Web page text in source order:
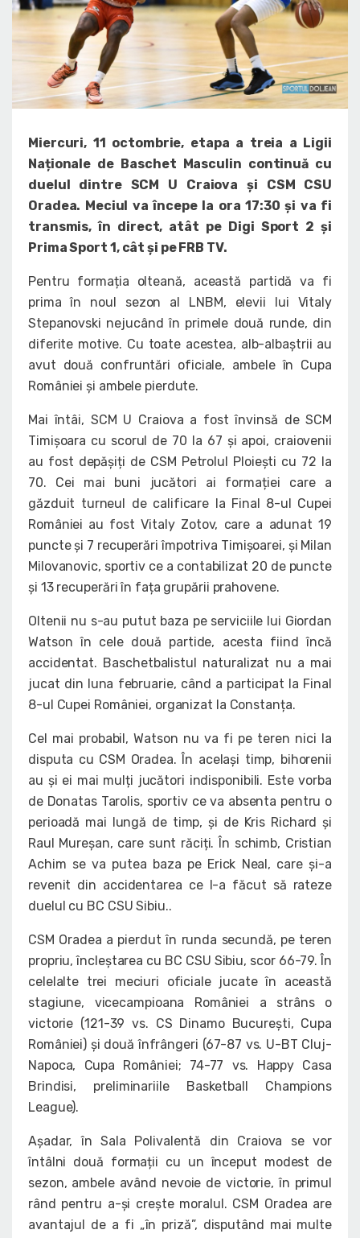
Miercuri, 11 octombrie, etapa a treia a Ligii
Naționale de Baschet Masculin continuă cu
duelul dintre SCM U Craiova și CSM CSU
Oradea. Meciul va începe la ora 17:30 și va fi
transmis, în direct, atât pe Digi Sport 2 și
Prima Sport 1, cât și pe FRB TV.
Pentru formația olteană, această partidă va fi
prima în noul sezon al LNBM, elevii lui Vitaly
Stepanovski nejucând în primele două runde, din
diferite motive. Cu toate acestea, alb-albaștrii au
avut două confruntări oficiale, ambele în Cupa
României și ambele pierdute.
Mai întâi, SCM U Craiova a fost învinsă de SCM
Timișoara cu scorul de 70 la 67 și apoi, craiovenii
au fost depășiți de CSM Petrolul Ploiești cu 72 la
70. Cei mai buni jucători ai formației care a
găzduit turneul de calificare la Final 8-ul Cupei
României au fost Vitaly Zotov, care a adunat 19
puncte și 7 recuperări împotriva Timișoarei, și Milan
Milovanovic, sportiv ce a contabilizat 20 de puncte
și 13 recuperări în fața grupării prahovene.
Oltenii nu s-au putut baza pe serviciile lui Giordan
Watson în cele două partide, acesta fiind încă
accidentat. Baschetbalistul naturalizat nu a mai
jucat din luna februarie, când a participat la Final
8-ul Cupei României, organizat la Constanța.
Cel mai probabil, Watson nu va fi pe teren nici la
disputa cu CSM Oradea. În același timp, bihorenii
au și ei mai mulți jucători indisponibili. Este vorba
de Donatas Tarolis, sportiv ce va absenta pentru o
perioadă mai lungă de timp, și de Kris Richard și
Raul Mureșan, care sunt răciți. În schimb, Cristian
Achim se va putea baza pe Erick Neal, care și-a
revenit din accidentarea ce l-a făcut să rateze
duelul cu BC CSU Sibiu..
CSM Oradea a pierdut în runda secundă, pe teren
propriu, încleștarea cu BC CSU Sibiu, scor 66-79. În
celelalte trei meciuri oficiale jucate în această
stagiune, vicecampioana României a strâns o
victorie (121-39 vs. CS Dinamo București, Cupa
României) și două înfrângeri (67-87 vs. U-BT Cluj-
Napoca, Cupa României; 74-77 vs. Happy Casa
Brindisi, preliminariile Basketball Champions
League).
Așadar, în Sala Polivalentă din Craiova se vor
întâlni două formații cu un început modest de
sezon, ambele având nevoie de victorie, în primul
rând pentru a-și crește moralul. CSM Oradea are
avantajul de a fi „în priză”, disputând mai multe